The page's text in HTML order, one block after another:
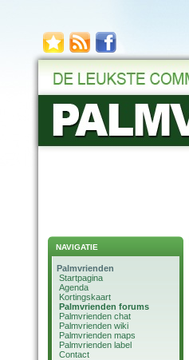
NAVIGATIE
Palmvrienden
Startpagina
Agenda
Kortingskaart
Palmvrienden forums
Palmvrienden chat
Palmvrienden wiki
Palmvrienden maps
Palmvrienden label
Contact